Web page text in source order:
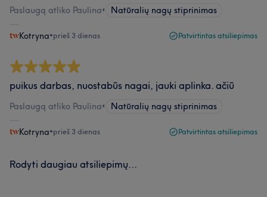
Paslaugą atliko Paulina• Natūralių nagų stiprinimas
Kotryna•prieš 3 dienas Patvirtintas atsiliepimas
puikus darbas, nuostabūs nagai, jauki aplinka. ačiū
Paslaugą atliko Paulina• Natūralių nagų stiprinimas
Kotryna•prieš 3 dienas Patvirtintas atsiliepimas
Rodyti daugiau atsiliepimų...